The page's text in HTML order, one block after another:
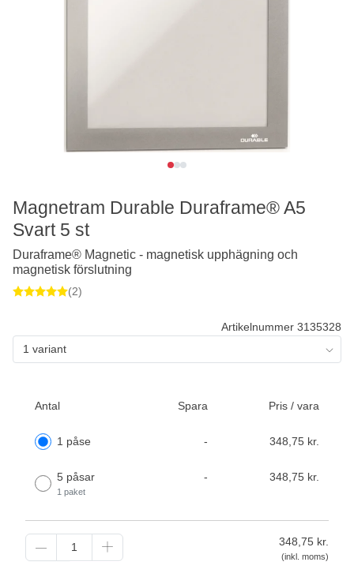
Artikelnummer 3135328
1 variant
Antal Spara Pris / vara
1 påse - 348,75 kr.
5 påsar
1 paket
- 348,75 kr.
348,75 kr.
(inkl. moms)
Magnetram Durable Duraframe® A5
Svart 5 st
Duraframe® Magnetic - magnetisk upphägning och
magnetisk förslutning
(2)